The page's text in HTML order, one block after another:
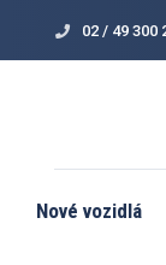
02 / 49 300
Nové vozidlá